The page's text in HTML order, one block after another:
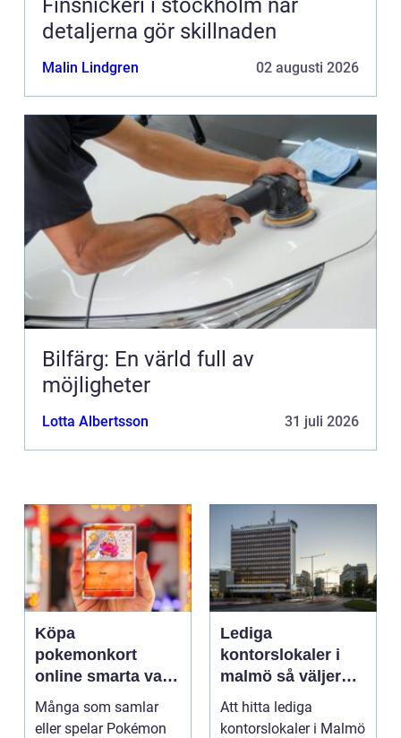
Finsnickeri i stockholm när
detaljerna gör skillnaden
Malin Lindgren 02 augusti 2026
Bilfärg: En värld full av
möjligheter
Lotta Albertsson 31 juli 2026
Köpa
pokemonkort
online smarta val
för samlare och
spelare
Många som samlar
eller spelar Pokémon
Lediga
kontorslokaler i
malmö så väljer
företag rätt läge
och lokal
Att hitta lediga
kontorslokaler i Malmö